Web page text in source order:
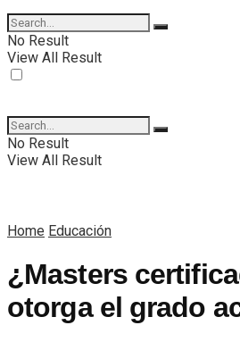
No Result
View All Result
No Result
View All Result
Home Educación
¿Masters
otorga el grado